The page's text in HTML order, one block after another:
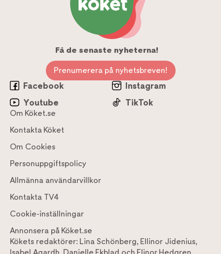
Få de senaste nyheterna!
Prenumerera på nyhetsbreven!
Facebook
Instagram
Youtube
TikTok
Om Köket.se
Kontakta Köket
Om Cookies
Personuppgiftspolicy
Allmänna användarvillkor
Kontakta TV4
Cookie-inställningar
Annonsera på Köket.se
Kökets redaktörer: Lina Schönberg, Ellinor Jidenius,